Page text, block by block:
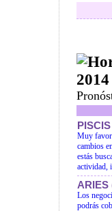
2014
Muy
cambios
estás
actividad,
ARIES
Los
podrás